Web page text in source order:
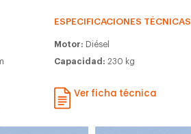
ESPECIFICACIONES TÉCNICAS
Motor: Diésel
Capacidad:230 kg
Ver ficha técnica